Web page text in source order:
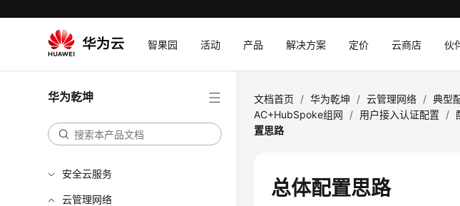
智果园 活动 产品 解决方案 定价 云商店 伙
华为乾坤
安全云服务
云管理网络
文档首页 / 华为乾坤 / 云管理网络 / 典型
AC+HubSpoke组网
/ 用户接入认证配置 /
置思路
总体配置思路